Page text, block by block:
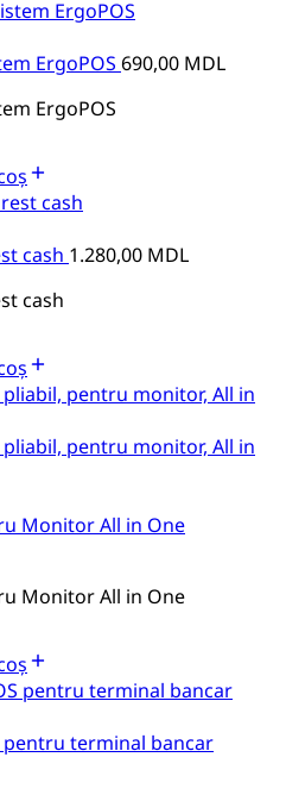
ErgoPOS 690,00 MDL
ErgoPOS
cash 1.280,00 MDL
cash
Monitor All in One
Monitor All in One
terminal bancar